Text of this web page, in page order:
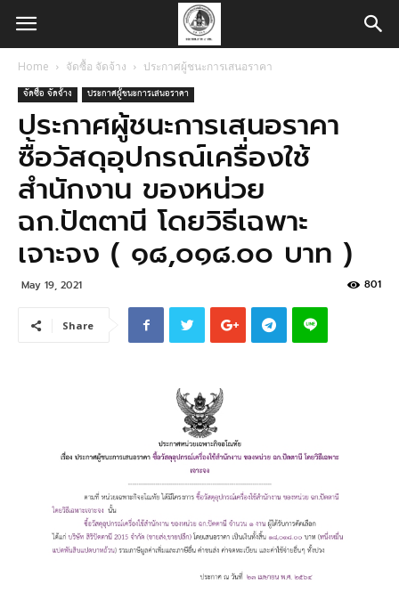
Home จัดซื้อ จัดจ้าง ประกาศผู้ชนะการเสนอราคา
จัดซื้อ จัดจ้าง ประกาศผู้ชนะการเสนอราคา
ประกาศผู้ชนะการเสนอราคา
ซื้อวัสดุอุปกรณ์เครื่องใช้
สำนักงาน ของหน่วย
ฉก.ปัตตานี โดยวิธีเฉพาะ
เจาะจง ( ๑๘,๐๑๘.๐๐ บาท )
May 19, 2021 801
Share